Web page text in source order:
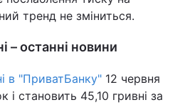
тренд не зміниться.
– останні новини
в "ПриватБанку" 12 червня
і становить 45,10 гривні за